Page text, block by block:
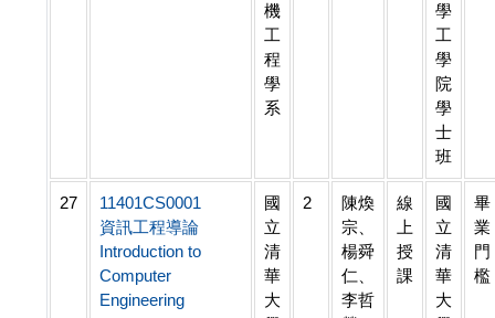
機
工
程
學
系
學
工
學
院
學
士
班
27
11401CS0001
資訊工程導論
Introduction to
Computer
Engineering
國
立
清
華
大
2
陳煥
宗、
楊舜
仁、
李哲
線
上
授
課
國
立
清
華
大
畢
業
門
檻